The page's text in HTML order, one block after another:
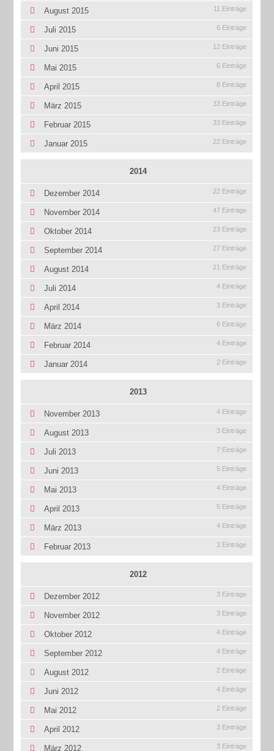
August 2015 11 Einträge
Juli 2015 6 Einträge
Juni 2015 12 Einträge
Mai 2015 6 Einträge
April 2015 8 Einträge
März 2015 33 Einträge
Februar 2015 33 Einträge
Januar 2015 22 Einträge
2014
Dezember 2014 22 Einträge
November 2014 47 Einträge
Oktober 2014 23 Einträge
September 2014 27 Einträge
August 2014 21 Einträge
Juli 2014 4 Einträge
April 2014 3 Einträge
März 2014 6 Einträge
Februar 2014 4 Einträge
Januar 2014 2 Einträge
2013
November 2013 4 Einträge
August 2013 3 Einträge
Juli 2013 7 Einträge
Juni 2013 5 Einträge
Mai 2013 4 Einträge
April 2013 5 Einträge
März 2013 4 Einträge
Februar 2013 3 Einträge
2012
Dezember 2012 3 Einträge
November 2012 3 Einträge
Oktober 2012 4 Einträge
September 2012 4 Einträge
August 2012 2 Einträge
Juni 2012 4 Einträge
Mai 2012 2 Einträge
April 2012 3 Einträge
März 2012 3 Einträge